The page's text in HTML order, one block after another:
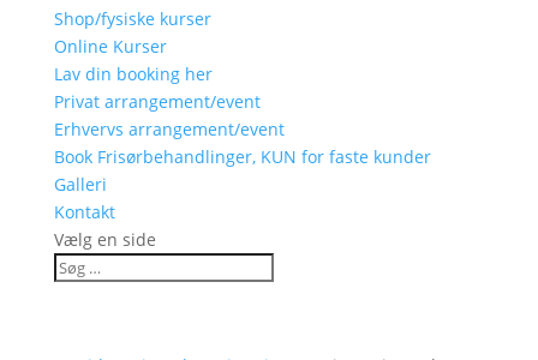
Shop/fysiske kurser
Online Kurser
Lav din booking her
Privat arrangement/event
Erhvervs arrangement/event
Book Frisørbehandlinger, KUN for faste kunder
Galleri
Kontakt
Vælg en side